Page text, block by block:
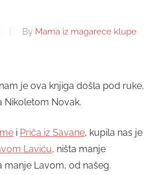
By Mama iz magarece klupe
je ova knjiga došla pod ruke,
Nikoletom Novak.
i Priča iz Savane, kupila nas je
Laviću, ništa manje
Lavom, od našeg.